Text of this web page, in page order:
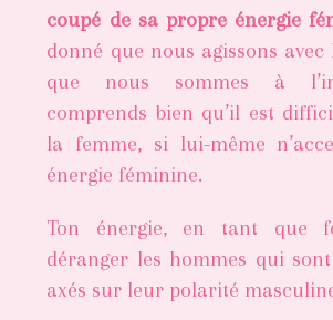
coupé de sa propre énergie
donné que nous agissons
que nous sommes à
comprends bien qu’il est
la femme, si lui-même
énergie féminine.
Ton énergie, en tant que
déranger les hommes qui
axés sur leur polarité